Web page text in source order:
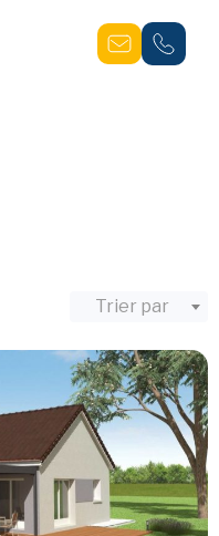
Trier par